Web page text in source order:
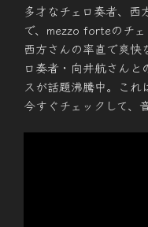
多才なチェロ奏者、西
で、mezzo forteのチ
西方さんの率直で爽快
ロ奏者・向井航さんと
スが話題沸騰中。これ
今すぐチェックして、